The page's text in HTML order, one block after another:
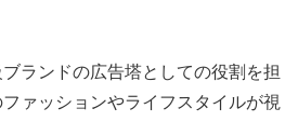
ランドの広告塔としての役割を担
ァッションやライフスタイルが視